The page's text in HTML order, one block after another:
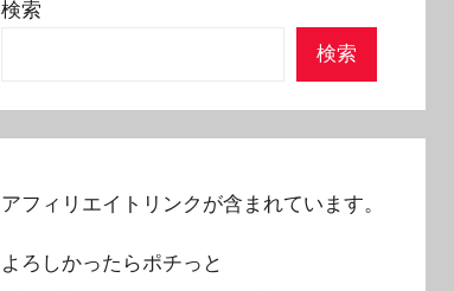
検索
検索
アフィリエイトリンクが含まれています。
よろしかったらポチっと